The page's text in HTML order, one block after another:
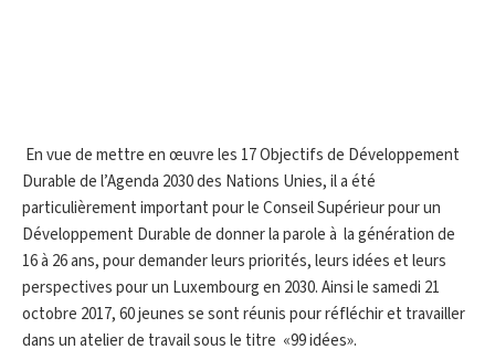
En vue de mettre en œuvre les 17 Objectifs de Développement
Durable de l’Agenda 2030 des Nations Unies, il a été
particulièrement important pour le Conseil Supérieur pour un
Développement Durable de donner la parole à la génération de
16 à 26 ans, pour demander leurs priorités, leurs idées et leurs
perspectives pour un Luxembourg en 2030. Ainsi le samedi 21
octobre 2017, 60 jeunes se sont réunis pour réfléchir et travailler
dans un atelier de travail sous le titre «99 idées».